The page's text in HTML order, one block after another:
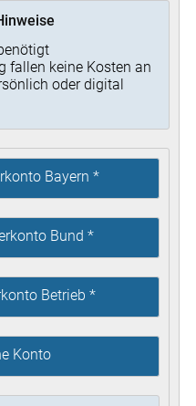
fallen keine Kosten an
oder digital
Bayern *
Bund *
Betrieb *
Konto